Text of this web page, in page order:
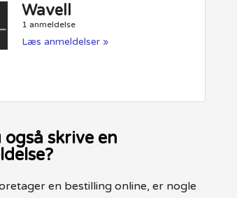
Wavell
1 anmeldelse
Læs anmeldelser »
skrive en
en bestilling online, er nogle